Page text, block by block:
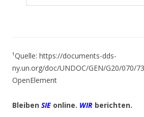
¹Quelle: https://documents-dds-
ny.un.org/doc/UNDOC/GEN/G20/070/
OpenElement
Bleiben SIE online. WIR berichten.